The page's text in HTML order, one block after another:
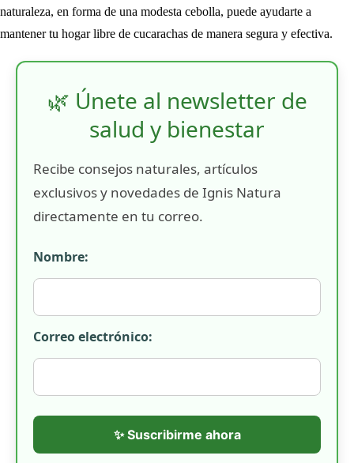
naturaleza, en forma de una modesta cebolla, puede ayudarte a
mantener tu hogar libre de cucarachas de manera segura y efectiva.
🌿 Únete al newsletter de
salud y bienestar
Recibe consejos naturales, artículos
exclusivos y novedades de Ignis Natura
directamente en tu correo.
Nombre:
Correo electrónico:
✨ Suscribirme ahora